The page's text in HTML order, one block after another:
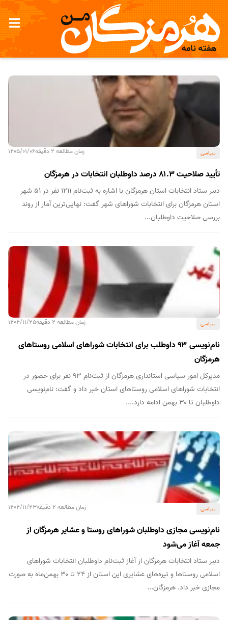
سیاسی زمان مطالعه 2 دقیقه 1405/01/06
تأیید صلاحیت ۸۱.۳ درصد داوطلبان انتخابات در هرمزگان
دبیر ستاد انتخابات استان هرمزگان با اشاره به ثبت‌نام ۱۲۱۱ نفر در ۵۱ شهر
استان هرمزگان برای انتخابات شوراهای شهر گفت: نهایی‌ترین آمار از روند
بررسی صلاحیت داوطلبان...
سیاسی زمان مطالعه 2 دقیقه 1404/11/25
نام‌نویسی ۹۳ داوطلب برای انتخابات شوراهای اسلامی روستاهای
هرمزگان
مدیرکل امور سیاسی استانداری هرمزگان از ثبت‌نام ۹۳ نفر برای حضور در
انتخابات شوراهای اسلامی روستاهای استان خبر داد و گفت: نام‌نویسی
داوطلبان تا ۳۰ بهمن ادامه دارد....
سیاسی زمان مطالعه 2 دقیقه 1404/11/23
نام‌نویسی مجازی داوطلبان شوراهای روستا و عشایر هرمزگان از
جمعه آغاز می‌شود
دبیر ستاد انتخابات هرمزگان از آغاز ثبت‌نام داوطلبان انتخابات شوراهای
اسلامی روستاها و تیره‌های عشایری این استان از ۲۴ تا ۳۰ بهمن‌ماه به صورت
مجازی خبر داد. هرمزگان...